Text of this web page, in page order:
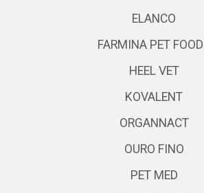
ELANCO
FARMINA PET
HEEL VET
KOVALENT
ORGANNACT
OURO FINO
PET MED